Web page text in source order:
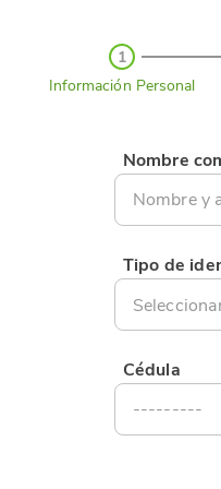
1
Información Personal
Nombre
Tipo de
Cédula